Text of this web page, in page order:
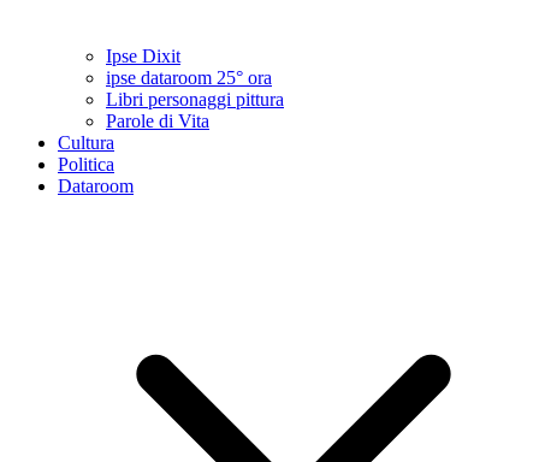
Ipse Dixit
ipse dataroom 25° ora
Libri personaggi pittura
Parole di Vita
Cultura
Politica
Dataroom